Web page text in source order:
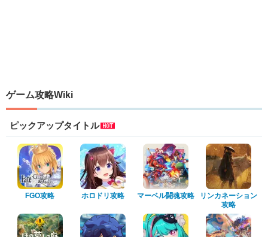
ゲーム攻略Wiki
ピックアップタイトル
FGO攻略 ホロドリ攻略 マーベル闘魂攻略
リンカネーション
攻略